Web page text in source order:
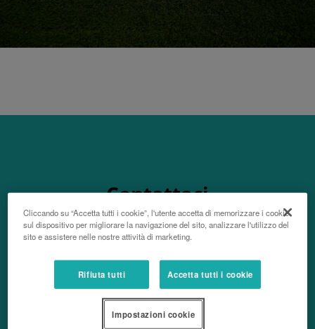
Contattaci
Nome e cognome
Cliccando su “Accetta tutti i cookie”, l'utente accetta di memorizzare i cookie
sul dispositivo per migliorare la navigazione del sito, analizzare l'utilizzo del
sito e assistere nelle nostre attività di marketing.
Rifiuta tutti Accetta tutti i cookie
Impostazioni cookie